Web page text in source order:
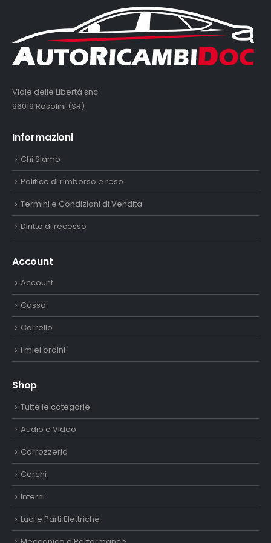
Viale delle Libertà snc
96019 Rosolini (SR)
Informazioni
Chi Siamo
Politica di rimborso e reso
Termini e Condizioni di Vendita
Diritto di recesso
Account
Account
Cassa
Carrello
I miei ordini
Shop
Tutte le categorie
Audio e Video
Carrozzeria
Cerchi
Interni
Luci e Parti Elettriche